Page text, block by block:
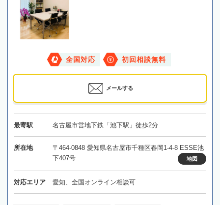
全国対応 初回相談無料
メールする
最寄駅 名古屋市営地下鉄「池下駅」徒歩2分
所在地
〒464-0848 愛知県名古屋市千種区春岡1-4-8 ESSE池
下407号
地図
対応エリア 愛知、全国オンライン相談可